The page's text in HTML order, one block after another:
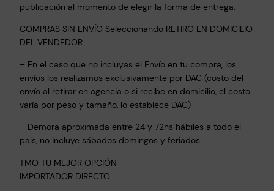
u
a
e
A
b
r
i
g
C
a
publicación al momento de elegir la forma de entrega.
COMPRAS SIN ENVÍO Seleccionando RETIRO EN DOMICILIO
DEL VENDEDOR
– En el caso que no incluyas el Envío en tu compra, los
envíos los realizamos exclusivamente por DAC (costo del
envío al retirar en agencia o si recibe en domicilio, el costo
varía por peso y tamaño, lo establece DAC)
– Demora aproximada entre 24 y 72hs hábiles a todo el
país, no incluye sábados domingos y feriados.
TMO TU MEJOR OPCIÓN
IMPORTADOR DIRECTO